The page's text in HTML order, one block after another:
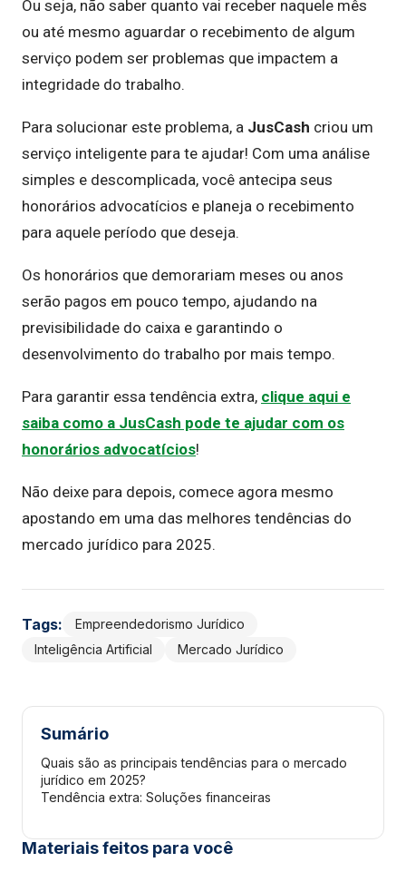
Ou seja, não saber quanto vai receber naquele mês
ou até mesmo aguardar o recebimento de algum
serviço podem ser problemas que impactem a
integridade do trabalho.
Para solucionar este problema, a JusCash criou um
serviço inteligente para te ajudar! Com uma análise
simples e descomplicada, você antecipa seus
honorários advocatícios e planeja o recebimento
para aquele período que deseja.
Os honorários que demorariam meses ou anos
serão pagos em pouco tempo, ajudando na
previsibilidade do caixa e garantindo o
desenvolvimento do trabalho por mais tempo.
Para garantir essa tendência extra, clique aqui e
saiba como a JusCash pode te ajudar com os
honorários advocatícios!
Não deixe para depois, comece agora mesmo
apostando em uma das melhores tendências do
mercado jurídico para 2025.
Tags:
Empreendedorismo Jurídico
Inteligência Artificial
Mercado Jurídico
Sumário
Quais são as principais tendências para o mercado
jurídico em 2025?
Tendência extra: Soluções financeiras
Materiais feitos para você